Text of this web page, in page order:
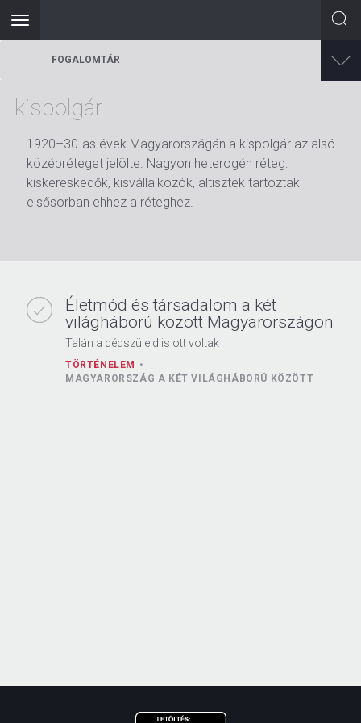
Toggle
navigation
FOGALOMTÁR
kispolgár
1920–30-as évek Magyarországán a kispolgár az alsó
középréteget jelölte. Nagyon heterogén réteg:
kiskereskedők, kisvállalkozók, altisztek tartoztak
elsősorban ehhez a réteghez.
Életmód és társadalom a két
világháború között Magyarországon
Talán a dédszüleid is ott voltak
TÖRTÉNELEM
MAGYARORSZÁG A KÉT VILÁGHÁBORÚ KÖZÖTT